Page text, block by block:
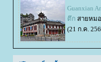
Guanxian
ตึก สายหม
(21 ก.ค.